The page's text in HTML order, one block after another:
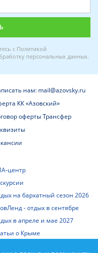
с Политикой
нам: mail@azovsky.ru
КК «Азовский»
оферты Трансфер
центр
на бархатный сезон 2026
- отдых в сентябре
в апреле и мае 2027